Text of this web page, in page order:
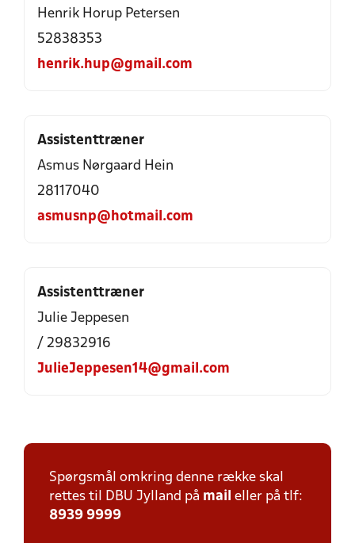
Henrik Horup Petersen
52838353
henrik.hup@gmail.com
Assistenttræner
Asmus Nørgaard Hein
28117040
asmusnp@hotmail.com
Assistenttræner
Julie Jeppesen
/ 29832916
JulieJeppesen14@gmail.com
Spørgsmål omkring denne række skal
rettes til DBU Jylland på mail eller på tlf:
8939 9999